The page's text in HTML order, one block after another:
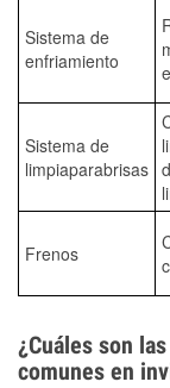
Sistema de
enfriamiento
Sistema de
limpiaparabrisas
Frenos
¿Cuáles son
comunes en